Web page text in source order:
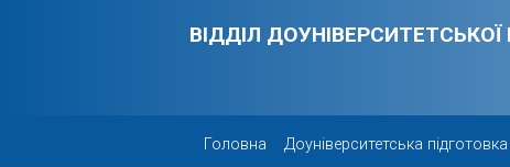
ВІДДІЛ
Головна Доуніверситетська підготовка